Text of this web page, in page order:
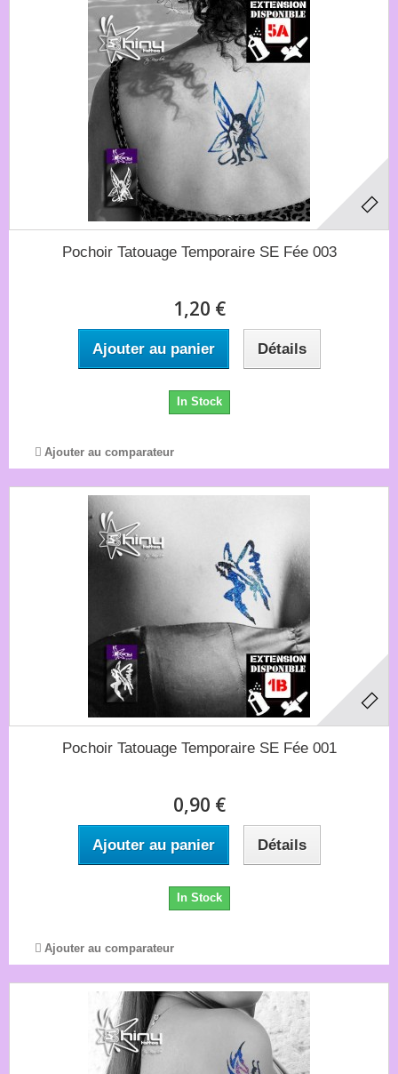
Pochoir Tatouage Temporaire SE Fée 003
1,20 €
Ajouter au panier Détails
In Stock
Ajouter au comparateur
Pochoir Tatouage Temporaire SE Fée 001
0,90 €
Ajouter au panier Détails
In Stock
Ajouter au comparateur